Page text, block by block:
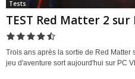
Tests
TEST Red Matter 2
Trois ans après la sortie de Red Matter
jeu d'aventure sort aujourd'hui sur PC